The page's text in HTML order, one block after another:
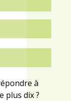
à
plus dix ?